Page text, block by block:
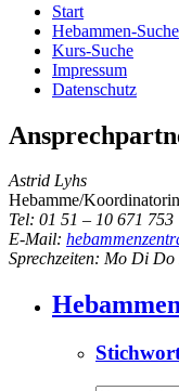
Start
Hebammen-Suche
Kurs-Suche
Impressum
Datenschutz
Astrid Lyhs
Hebamme/
Tel: 01 51 – 10 671 753
E-Mail:
Sprechzeiten: Mo Di